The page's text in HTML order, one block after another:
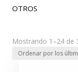
OTROS
Mostrando 1–24 de